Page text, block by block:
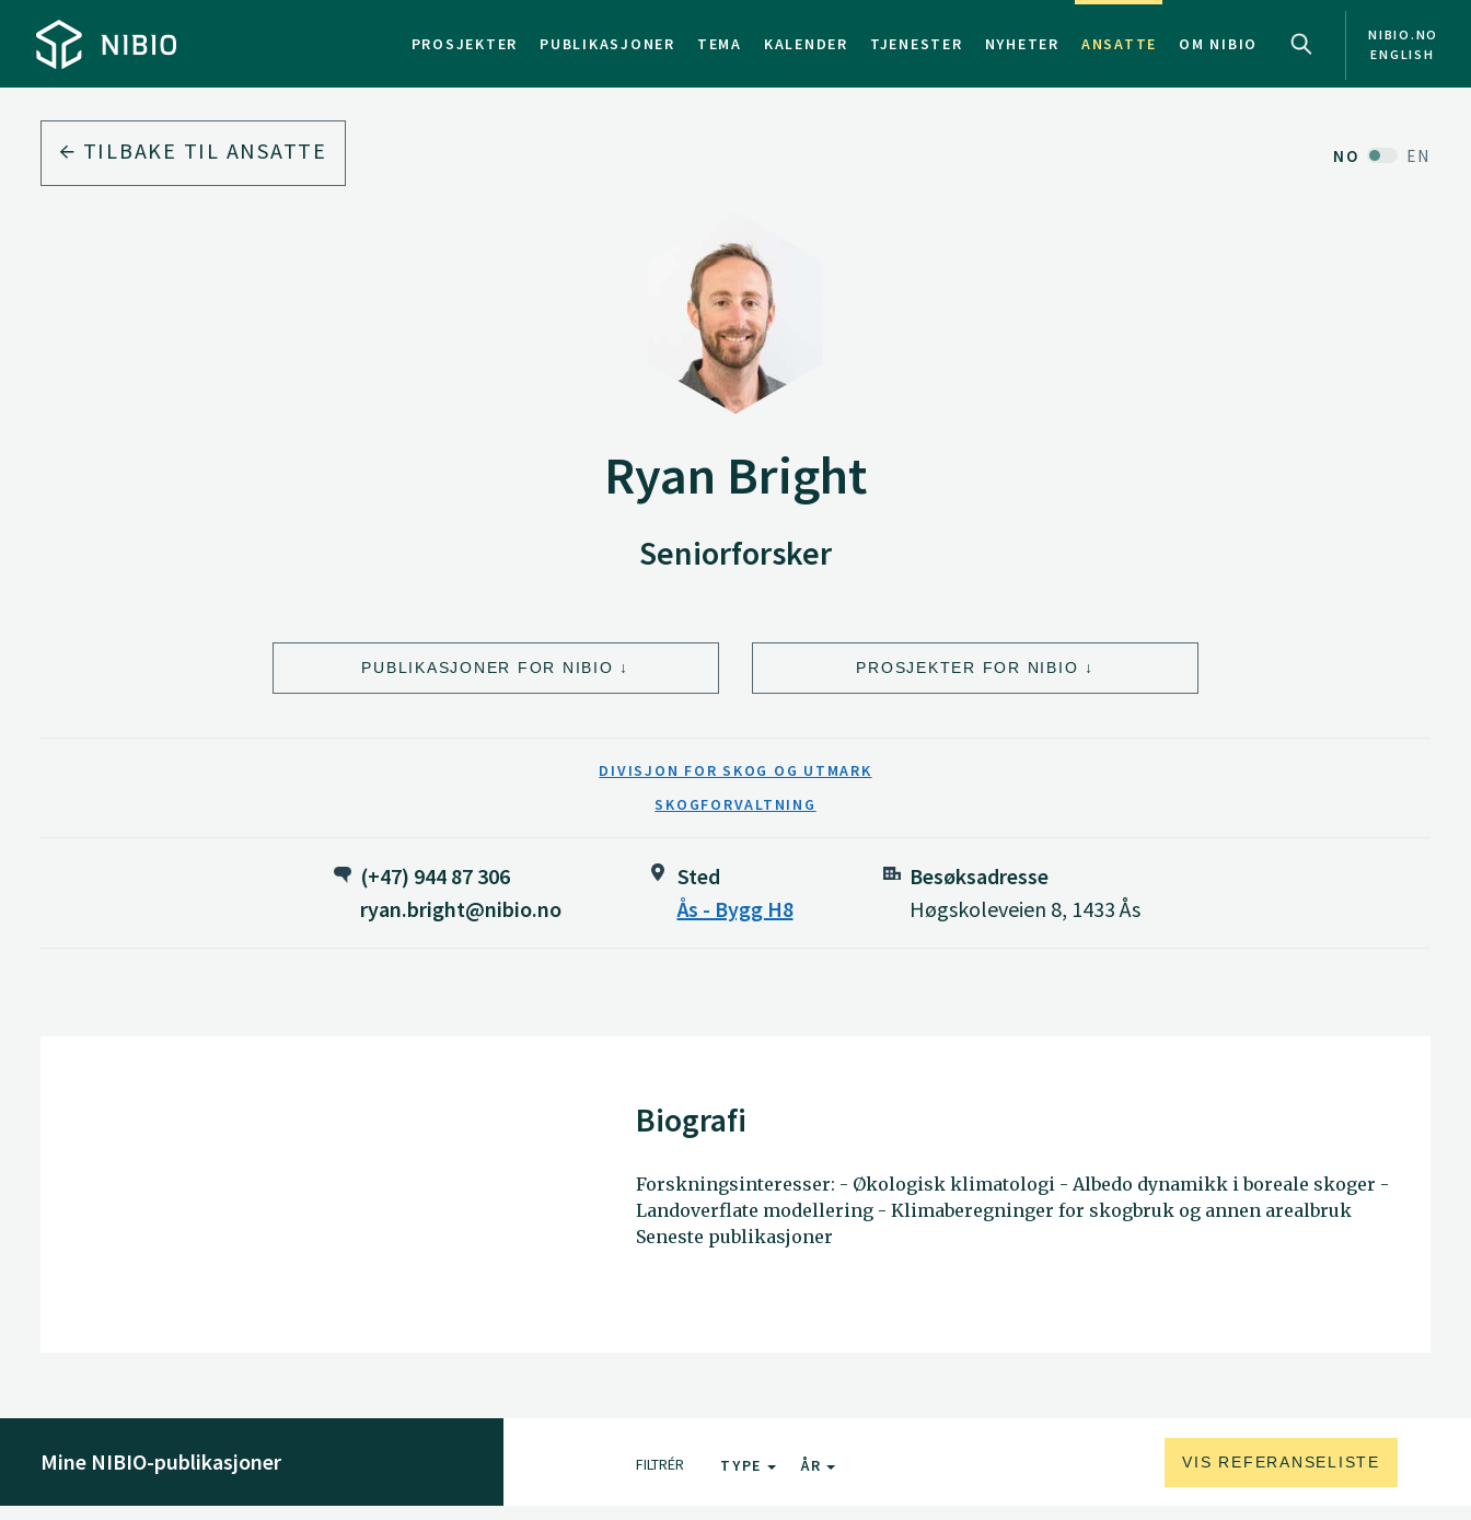
PROSJEKTER PUBLIKASJONER TEMA KALENDER TJENESTER NYHETER ANSATTE OM NIBIO
NIBIO.NO
ENGLISH
TILBAKE TIL ANSATTE NO EN
Ryan Bright
Seniorforsker
PUBLIKASJONER FOR NIBIO PROSJEKTER FOR NIBIO
DIVISJON FOR SKOG OG UTMARK
SKOGFORVALTNING
(+47) 944 87 306
ryan.bright@nibio.no
Sted
Ås - Bygg H8
Besøksadresse
Høgskoleveien 8, 1433 Ås
Biografi
Forskningsinteresser: - Økologisk klimatologi - Albedo dynamikk i boreale skoger -
Landoverflate modellering - Klimaberegninger for skogbruk og annen arealbruk
Seneste publikasjoner
Mine NIBIO-publikasjoner FILTRÉR TYPE ÅR VIS REFERANSELISTE